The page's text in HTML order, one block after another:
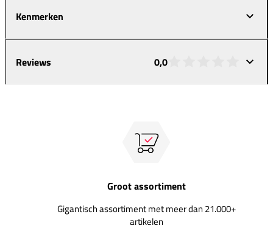
Kenmerken
Reviews 0,0
Groot assortiment
Gigantisch assortiment met meer dan 21.000+
artikelen